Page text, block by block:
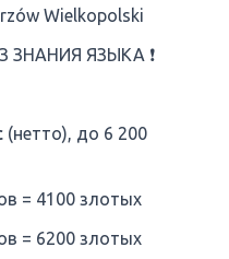
Wielkopolski
ЗНАНИЯ ЯЗЫКА ❗
(нетто), до 6 200
= 4100 злотых
= 6200 злотых